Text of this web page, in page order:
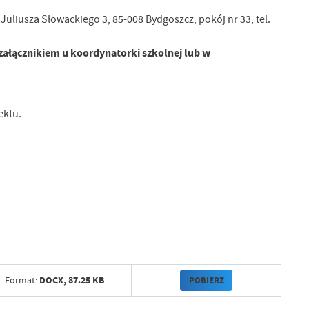
Słowackiego 3, 85-008 Bydgoszcz, pokój nr 33, tel.
u koordynatorki szkolnej lub w
Format: DOCX,87.25 KB POBIERZ